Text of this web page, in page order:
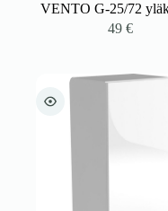
VENTO G-25/72
49€